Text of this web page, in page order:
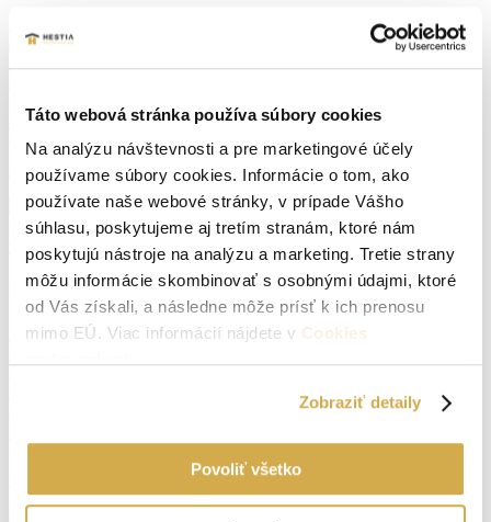
Táto webová stránka používa súbory cookies
Na analýzu návštevnosti a pre marketingové účely
používame súbory cookies. Informácie o tom, ako
používate naše webové stránky, v prípade Vášho
súhlasu, poskytujeme aj tretím stranám, ktoré nám
poskytujú nástroje na analýzu a marketing. Tretie strany
môžu informácie skombinovať s osobnými údajmi, ktoré
od Vás získali, a následne môže prísť k ich prenosu
mimo EÚ. Viac informácií nájdete v Cookies
Zobraziť detaily
Povoliť všetko
Vlastniť alebo nevlastniť nehnuteľnosť? Táto téma je v súčasnosti často
diskutovaná, pretože sa stále viac ľudí rozhoduje pre dlhodobý prenájom
cesta k finančnej nezávislosti Napriek tomu, že je […]
Čítať článok
Tipy 21.9.2023 - Ivan Žák
Exkluzívna zmluva pri predaji nehnuteľností. Kedy sa s ňou stretnete?
Zvažujete či predávať nehnuteľnosť na vlastnú päsť alebo využiť služby
sprostredkovateľskej zmluvy. No je potrebné byť obozretní, pretože stále
existujú „realitní makléri“, ktorí môžu obchodovať s vašou nehnuteľnosťou